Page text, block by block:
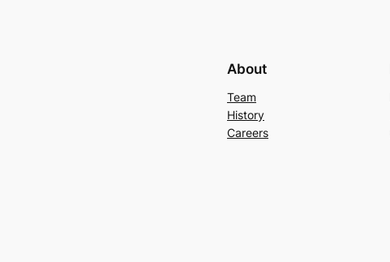
About
Team
History
Careers